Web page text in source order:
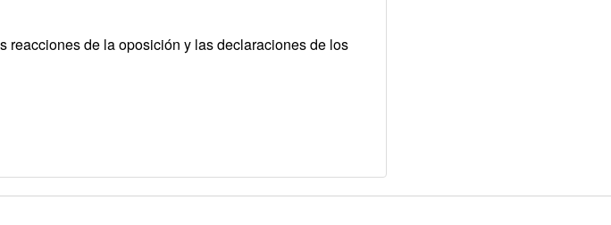
reacciones de la oposición y las declaraciones de los